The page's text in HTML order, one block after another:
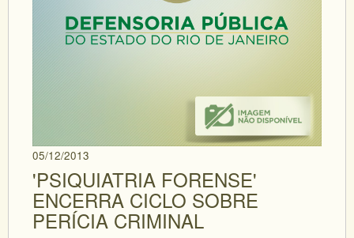
05/12/2013
'PSIQUIATRIA FORENSE'
ENCERRA CICLO SOBRE
PERÍCIA CRIMINAL